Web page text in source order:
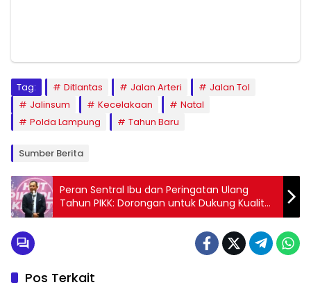
Tag: Ditlantas Jalan Arteri
Jalan Tol
Jalinsum
Kecelakaan
Natal
Polda Lampung
Tahun Baru
Sumber Berita
Peran Sentral Ibu dan Peringatan Ulang
Tahun PIKK: Dorongan untuk Dukung Kualitas
Pelayanan Listrik oleh Istri Karyawan PLN
Pos Terkait